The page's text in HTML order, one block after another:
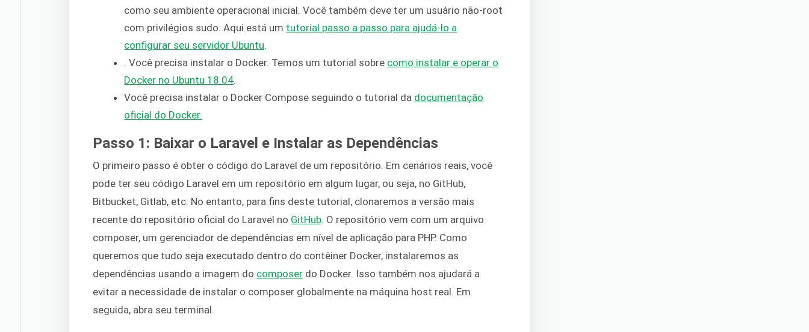
como seu ambiente operacional inicial. Você também deve ter um usuário não-root
com privilégios sudo. Aqui está um tutorial passo a passo para ajudá-lo a
configurar seu servidor Ubuntu.
. Você precisa instalar o Docker. Temos um tutorial sobre como instalar e operar o
Docker no Ubuntu 18.04.
Você precisa instalar o Docker Compose seguindo o tutorial da documentação
oficial do Docker.
Passo 1: Baixar o Laravel e Instalar as Dependências
O primeiro passo é obter o código do Laravel de um repositório. Em cenários reais, você
pode ter seu código Laravel em um repositório em algum lugar, ou seja, no GitHub,
Bitbucket, Gitlab, etc. No entanto, para fins deste tutorial, clonaremos a versão mais
recente do repositório oficial do Laravel no GitHub. O repositório vem com um arquivo
composer, um gerenciador de dependências em nível de aplicação para PHP. Como
queremos que tudo seja executado dentro do contêiner Docker, instalaremos as
dependências usando a imagem do composer do Docker. Isso também nos ajudará a
evitar a necessidade de instalar o composer globalmente na máquina host real. Em
seguida, abra seu terminal.